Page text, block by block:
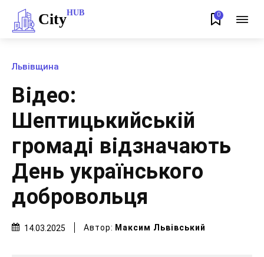
CityHUB 0
Львівщина
Відео:
Шептицькийській
громаді відзначають
День українського
добровольця
14.03.2025 Автор: Максим Львівський